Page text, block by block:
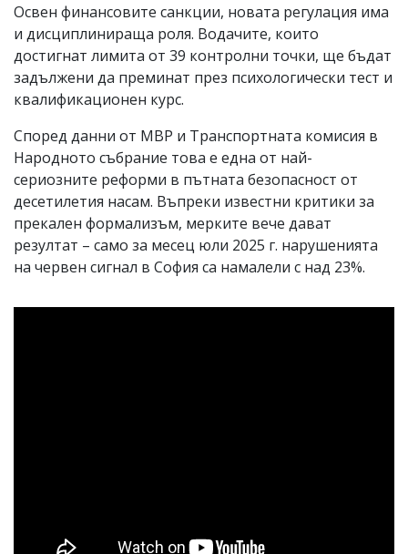
Освен финансовите санкции, новата регулация има
и дисциплинираща роля. Водачите, които
достигнат лимита от 39 контролни точки, ще бъдат
задължени да преминат през психологически тест и
квалификационен курс.
Според данни от МВР и Транспортната комисия в
Народното събрание това е една от най-
сериозните реформи в пътната безопасност от
десетилетия насам. Въпреки известни критики за
прекален формализъм, мерките вече дават
резултат – само за месец юли 2025 г. нарушенията
на червен сигнал в София са намалели с над 23%.